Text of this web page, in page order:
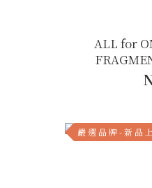
ALL for
嚴 選 品 牌 - 新 品